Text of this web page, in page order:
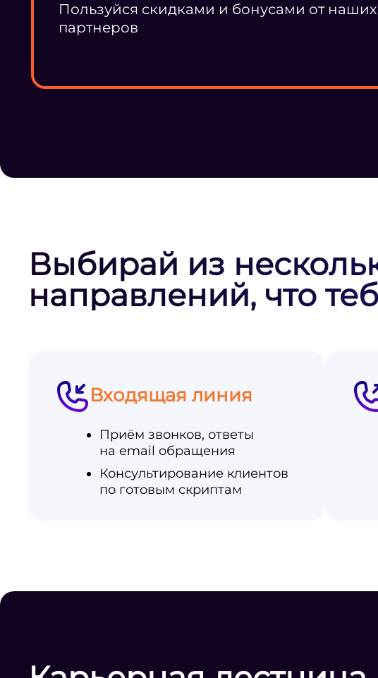
Пользуйся скидками и бонусами от наших
партнеров
Выбирай из
направлений, что
Входящая линия
Приём звонков, ответы
на email обращения
Консультирование клиентов
по готовым скриптам